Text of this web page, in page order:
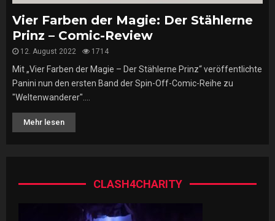
Vier Farben der Magie: Der Stählerne
Prinz – Comic-Review
12. August 2022 1714
Mit „Vier Farben der Magie – Der Stählerne Prinz“ veröffentlichte
Panini nun den ersten Band der Spin-Off-Comic-Reihe zu
"Weltenwanderer"....
Mehr lesen
CLASH4CHARITY